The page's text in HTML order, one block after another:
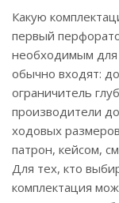
Какую
первый
необходимым
обычно входят:
ограничитель
производители
ходовых
патрон, кейсом,
Для тех, кто
комплектация